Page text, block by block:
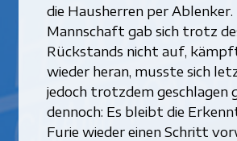
die Hausherren per Ablenker.
Mannschaft gab sich trotz
Rückstands nicht auf,
wieder heran, musste sich
jedoch trotzdem geschlagen
dennoch: Es bleibt die
Furie wieder einen Schritt